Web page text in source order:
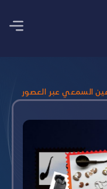
السمعي عبر العصور